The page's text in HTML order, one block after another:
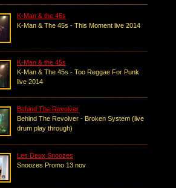
K-Man & the 45s
K-Man & The 45s - This Moment live 2014
K-Man & the 45s
K-Man & The 45s - Too Reggae For Punk
live 2014
Behind The Revolver
Behind The Revolver - Broken System (live
drum play through)
Les Deux Snoozes
Snoozes Promo 13 nov